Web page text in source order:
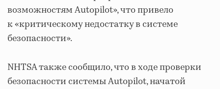
возможностям Autopilot», что привело
к «критическому недостатку в системе
безопасности».
NHTSA также сообщило, что в ходе проверки
безопасности системы Autopilot, начатой